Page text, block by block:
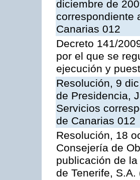
diciembre de
correspondiente
Canarias 012
Decreto 141/
por el que se
ejecución y
Resolución, 9
de Presidencia,
Servicios
de Canarias 012
Resolución, 18
Consejería de
publicación de
de Tenerife, S.A.